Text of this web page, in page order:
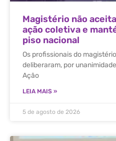
Magistério não
ação coletiva e
piso nacional
Os profissionais do
deliberaram, por
Ação
LEIA MAIS »
5 de agosto de 2026